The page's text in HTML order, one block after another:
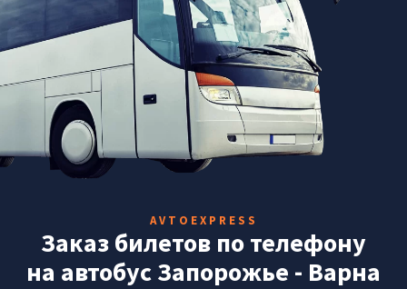
AVTOEXPRESS
Заказ билетов по телефону
на автобус Запорожье - Варна